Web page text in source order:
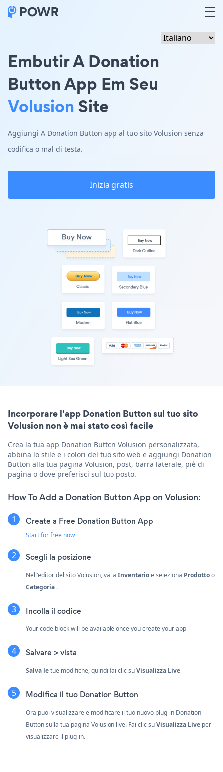
Embutir A Donation
Button App Em Seu
VolusionSite
Aggiungi A Donation Button app al tuo sito Volusion senza
codifica o mal di testa.
Inizia gratis
Incorporare l'app Donation Button sul tuo sito
Volusion non è mai stato così facile
Crea la tua app Donation Button Volusion personalizzata,
abbina lo stile e i colori del tuo sito web e aggiungi Donation
Button alla tua pagina Volusion, post, barra laterale, piè di
pagina o dove preferisci sul tuo posto.
How To Add a Donation Button App on Volusion:
Create a Free Donation Button App
Start for free now
Scegli la posizione
Nell'editor del sito Volusion, vai a Inventarioe seleziona Prodottoo
Categoria .
Incolla il codice
Your code block will be available once you create your app
Salvare > vista
Salva letue modifiche, quindi fai clic suVisualizza Live
Modifica il tuo Donation Button
Ora puoi visualizzare e modificare il tuo nuovo plug-in Donation
Button sulla tua pagina Volusion live. Fai clic suVisualizza Live per
visualizzare il plug-in.